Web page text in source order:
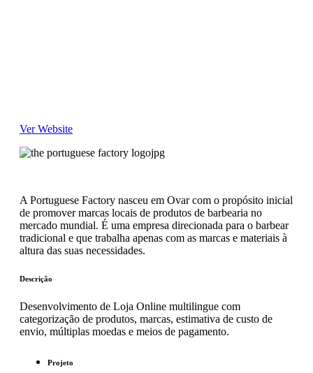
Ver Website
A Portuguese Factory nasceu em Ovar com o propósito inicial
de promover marcas locais de produtos de barbearia no
mercado mundial. É uma empresa direcionada para o barbear
tradicional e que trabalha apenas com as marcas e materiais à
altura das suas necessidades.
Descrição
Desenvolvimento de Loja Online multilingue com
categorização de produtos, marcas, estimativa de custo de
envio, múltiplas moedas e meios de pagamento.
Projeto